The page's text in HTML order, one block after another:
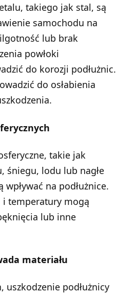
takiego jak stal, są
samochodu na
lub brak
powłoki
do korozji podłużnic.
do osłabienia
takie jak
śniegu, lodu lub nagłe
na podłużnice.
i temperatury mogą
lub inne
materiału
uszkodzenie podłużnicy